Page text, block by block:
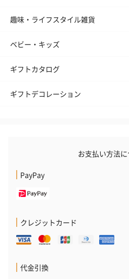
趣味・ライフスタイル雑貨
ベビー・キッズ
ギフトカタログ
ギフトデコレーション
お支払い方法
PayPay
クレジットカード
代金引換